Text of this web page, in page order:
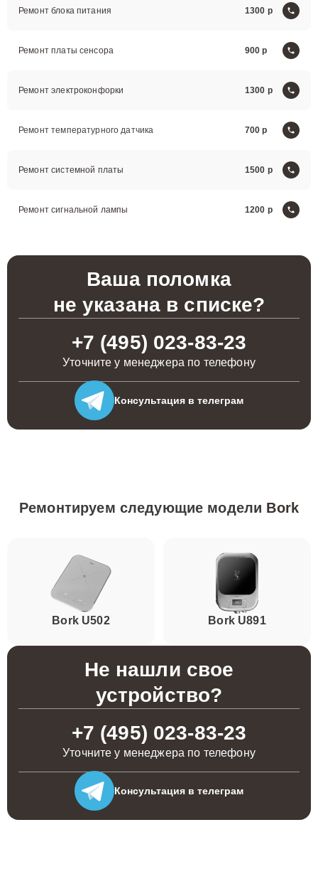
Ремонт блока питания 1300
Ремонт платы сенсора 900
Ремонт электроконфорки 1300
Ремонт температурного датчика 700
Ремонт системной платы 1500
Ремонт сигнальной лампы 1200
Ваша поломка
не указана в списке?
+7 (495) 023-83-23
Уточните у менеджера по телефону
Консультация в телеграм
Ремонтируем следующие модели Bork
Bork U502 Bork U891
Не нашли свое
устройство?
+7 (495) 023-83-23
Уточните у менеджера по телефону
Консультация в телеграм